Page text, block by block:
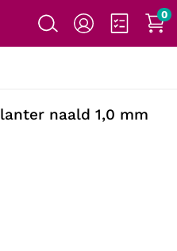
0
naald 1,0 mm